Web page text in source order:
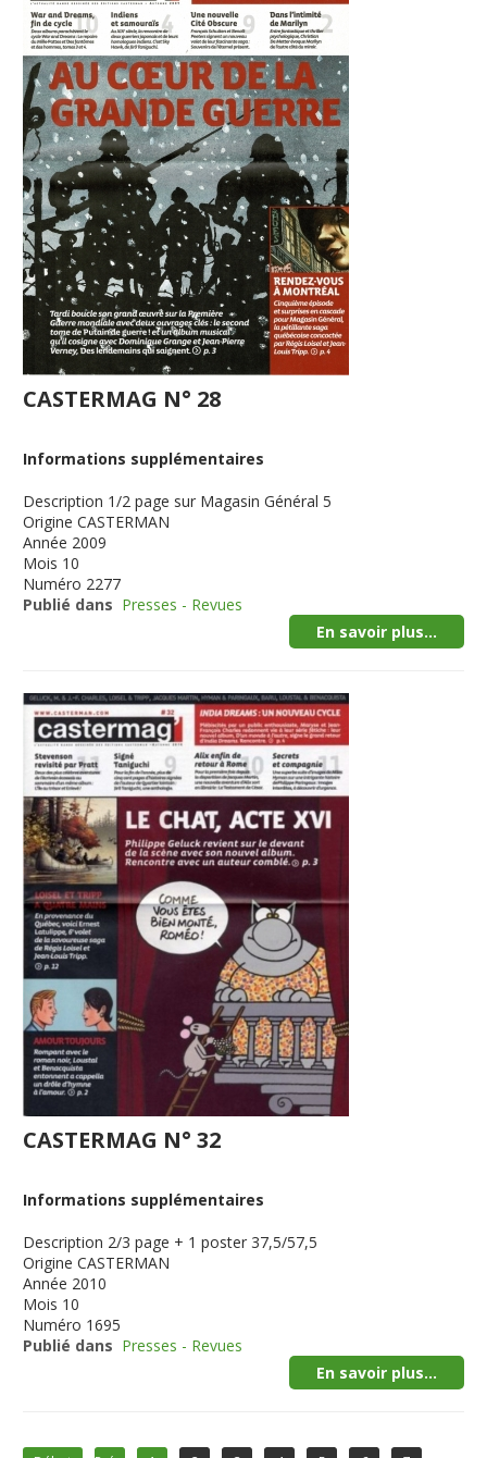
CASTERMAG N° 28
Informations supplémentaires
Description 1/2 page sur Magasin Général 5
Origine CASTERMAN
Année 2009
Mois 10
Numéro 2277
Publié dans Presses - Revues
En savoir plus...
CASTERMAG N° 32
Informations supplémentaires
Description 2/3 page + 1 poster 37,5/57,5
Origine CASTERMAN
Année 2010
Mois 10
Numéro 1695
Publié dans Presses - Revues
En savoir plus...